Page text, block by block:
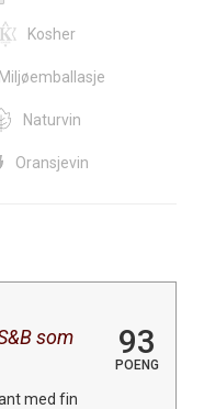
Kosher
Miljøemballasje
Naturvin
Oransjevin
som
93
POENG
med fin